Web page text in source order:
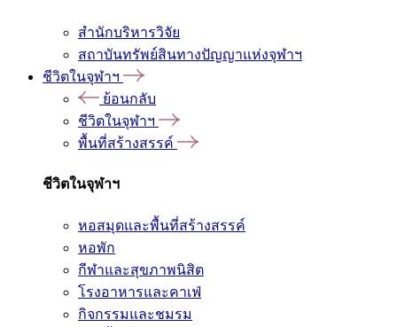
สำนักบริหารวิจัย
สถาบันทรัพย์สินทางปัญญาแห่งจุฬาฯ
ชีวิตในจุฬาฯ
ย้อนกลับ
ชีวิตในจุฬาฯ
พื้นที่สร้างสรรค์
ชีวิตในจุฬาฯ
หอสมุดและพื้นที่สร้างสรรค์
หอพัก
กีฬาและสุขภาพนิสิต
โรงอาหารและคาเฟ่
กิจกรรมและชมรม